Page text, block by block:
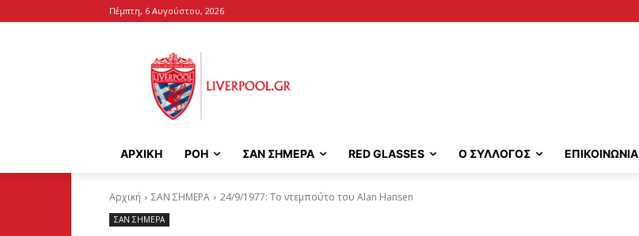
Πέμπτη, 6 Αυγούστου, 2026
ΑΡΧΙΚΉ ΡΟΗ ΣΑΝ ΣΗΜΕΡΑ RED GLASSES Ο ΣΥΛΛΟΓΟΣ ΕΠΙΚΟΙΝΩΝΙΑ
Αρχική ΣΑΝ ΣΗΜΕΡΑ 24/9/1977: To ντεμπούτο του Alan Hansen
ΣΑΝ ΣΗΜΕΡΑ